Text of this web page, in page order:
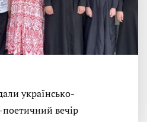
українсько-
вечір